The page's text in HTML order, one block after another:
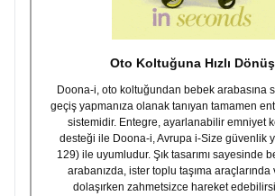
Oto Koltuğuna Hızlı
Doona-i, oto koltuğundan bebek arabasına
geçiş yapmanıza olanak tanıyan tamamen
sistemidir. Entegre, ayarlanabilir emniyet
desteği ile Doona-i, Avrupa i-Size güvenlik
129) ile uyumludur. Şık tasarımı sayesinde
arabanızda, ister toplu taşıma
dolaşırken zahmetsizce hareket